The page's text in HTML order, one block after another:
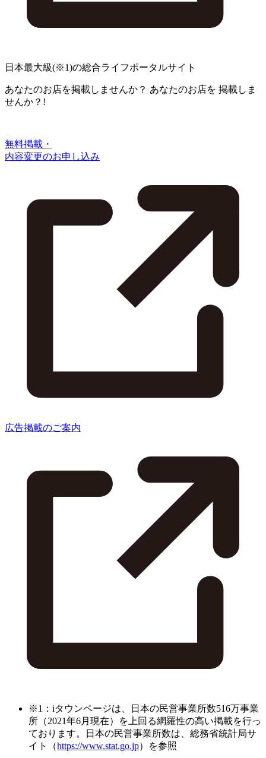
日本最大級(※1)の総合ライフポータルサイト
あなたのお店を掲載しませんか？ あなたのお店を 掲載しま
せんか？!
無料掲載・
内容変更のお申し込み
広告掲載のご案内
※1：iタウンページは、日本の民営事業所数516万事業
所（2021年6月現在）を上回る網羅性の高い掲載を行っ
ております。日本の民営事業所数は、総務省統計局サ
イト（https://www.stat.go.jp）を参照